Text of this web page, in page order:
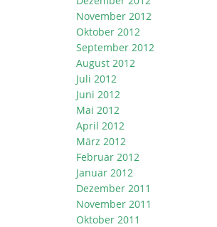
November 2012
Oktober 2012
September 2012
August 2012
Juli 2012
Juni 2012
Mai 2012
April 2012
März 2012
Februar 2012
Januar 2012
Dezember 2011
November 2011
Oktober 2011